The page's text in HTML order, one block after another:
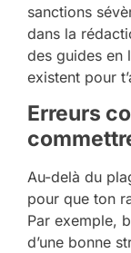
sanctions
dans la
des guides en
existent pour
Erreurs
Au-delà du
pour que ton
Par exemple,
d’une bonne